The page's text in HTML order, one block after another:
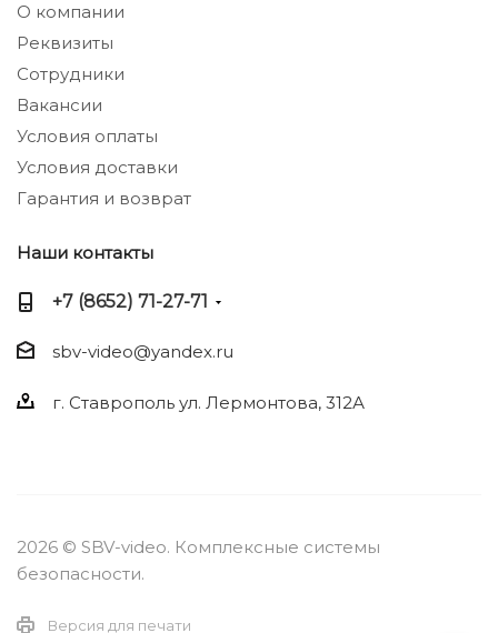
О компании
Реквизиты
Сотрудники
Вакансии
Условия оплаты
Условия доставки
Гарантия и возврат
Наши контакты
+7 (8652) 71-27-71
sbv-video@yandex.ru
г. Ставрополь ул. Лермонтова, 312А
2026 © SBV-video. Комплексные системы
безопасности.
Версия для печати